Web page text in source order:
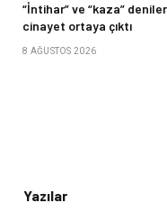
“İntihar” ve “kaza”
cinayet ortaya çıktı
8 AĞUSTOS 2026
Yazılar